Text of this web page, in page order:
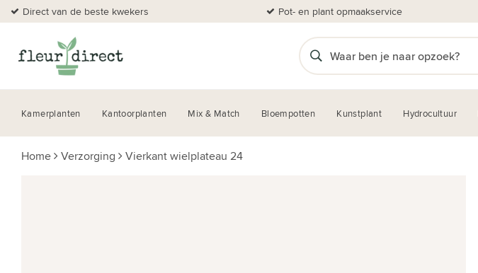
Direct van de beste kwekers Pot- en plant opmaakservice
Kamerplanten Kantoorplanten Mix & Match Bloempotten Kunstplant Hydrocultuur
Home Verzorging Vierkant wielplateau 24